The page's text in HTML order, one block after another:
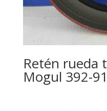
Retén rueda
Mogul 392-